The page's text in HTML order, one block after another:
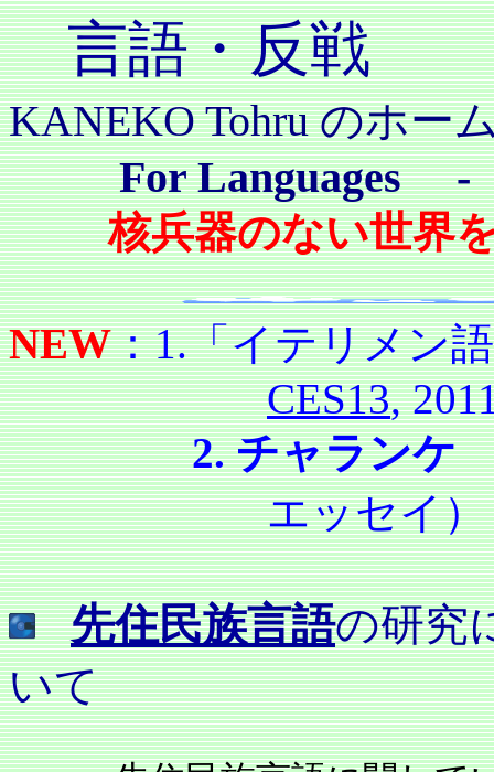
言語・反戦
KANEKO Tohru のホー
For Languages
核兵器のない世界
NEW：1.「イテリメン
CES13,
2. チャランケ
エッセイ
先住民族言語の研究
いて